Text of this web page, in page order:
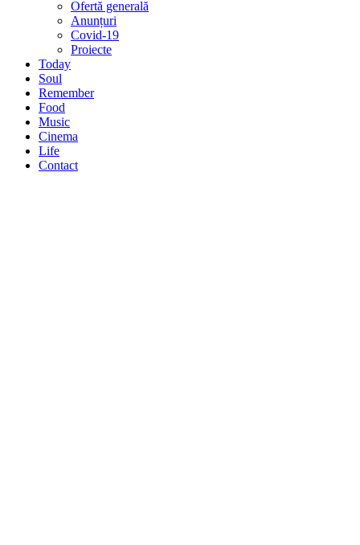
Ofertă generală
Anunțuri
Covid-19
Proiecte
Today
Soul
Remember
Food
Music
Cinema
Life
Contact